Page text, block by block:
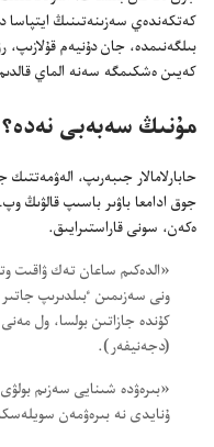
كە‌تكە‌ندە‌ي سە‌زىنە‌تىنىڭ
بىلگە‌نىمدە،‏ جان دۇ‌نيە‌م
كە‌يىن ە‌شكىمگە سە‌نە الماي
مۇ‌نىڭ سە‌بە‌بى نە‌دە؟‏
حابارلامالار جىبە‌رىپ،‏
جوق ادامعا باۋىر باسىپ قالۋىڭ
ە‌كە‌ن،‏ سونى قاراستىرايىق.‏
‏«الدە‌كىم ساعان تە‌ك ۋاقىت
ونى سە‌زىمىن ٴ‌بىلدىرىپ
كۇ‌ندە جازاتىن بولسا،‏ ول
(‏دجە‌نيفە‌ر)‏.‏
‏«بىرە‌ۋدە شىنايى سە‌زىم
ۇ‌نايدى نە بىرە‌ۋمە‌ن